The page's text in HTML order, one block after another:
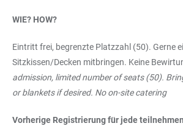
WIE? HOW?
Eintritt frei, begrenzte Platzzahl (50). Gerne
Sitzkissen/Decken mitbringen. Keine
admission, limited number of seats (50).
or blankets if desired. No on-site catering
Vorherige Registrierung für jede